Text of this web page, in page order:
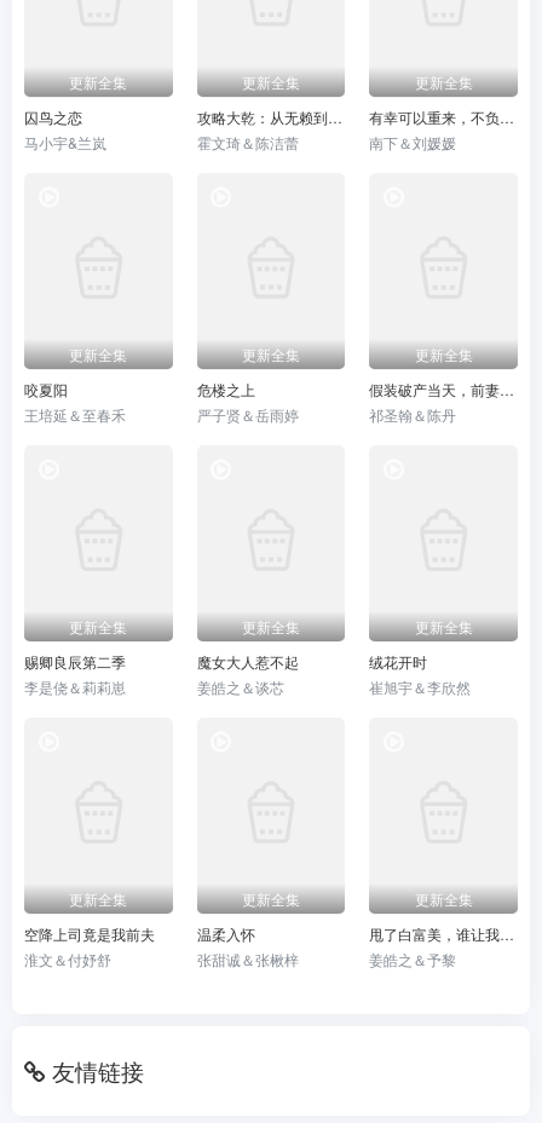
更新全集
囚鸟之恋
马小宇&兰岚
更新全集
攻略大乾：从无赖到霸主
霍文琦＆陈洁蕾
更新全集
有幸可以重来，不负韶华不负卿
南下＆刘媛媛
更新全集
咬夏阳
王培延＆至春禾
更新全集
危楼之上
严子贤＆岳雨婷
更新全集
假装破产当天，前妻找上门
祁圣翰＆陈丹
更新全集
赐卿良辰第二季
李是侥＆莉莉崽
更新全集
魔女大人惹不起
姜皓之＆谈芯
更新全集
绒花开时
崔旭宇＆李欣然
更新全集
空降上司竟是我前夫
淮文＆付妤舒
更新全集
温柔入怀
张甜诚＆张楸梓
更新全集
甩了白富美，谁让我是大反派
姜皓之＆予黎
友情链接